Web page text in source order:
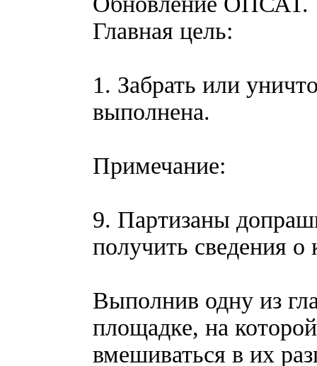
Главная цель:
1. Забрать или
выполнена.
Примечание:
9. Партизаны
получить сведения о
Выполнив одну из
площадке, на
вмешиваться в их